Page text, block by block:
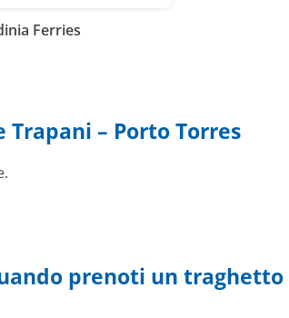
Ferries
– Porto Torres
prenoti un traghetto